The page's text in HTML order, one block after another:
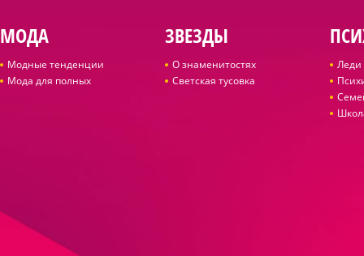
МОДА
Модные тенденции
Мода для полных
ЗВЕЗДЫ
О знаменитостях
Светская тусовка
Леди